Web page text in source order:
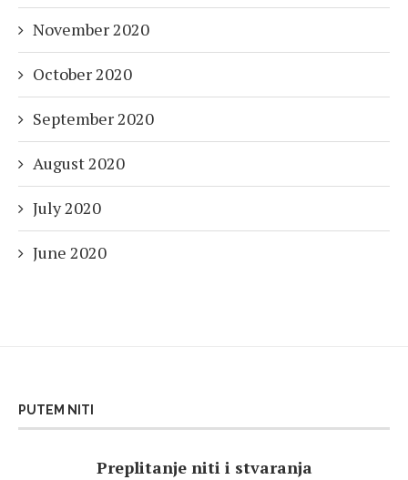
November 2020
October 2020
September 2020
August 2020
July 2020
June 2020
PUTEM NITI
Preplitanje niti i stvaranja